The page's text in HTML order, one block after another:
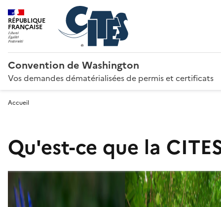
RÉPUBLIQUE
FRANÇAISE
Convention de Washington
Vos demandes dématérialisées de permis et certificats
Accueil
Qu'est-ce que la